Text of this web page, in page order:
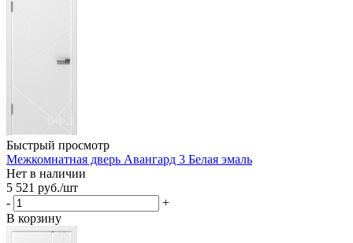
Быстрый просмотр
Межкомнатная дверь Авангард 3 Белая эмаль
Нет в наличии
5 521 руб./шт
-
+
В корзину